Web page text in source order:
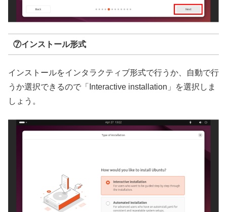
⑦インストール形式
インストールをインタラクティブ形式で行うか、自動で行
うか選択できるので「Interactive installation」を選択しま
しょう。